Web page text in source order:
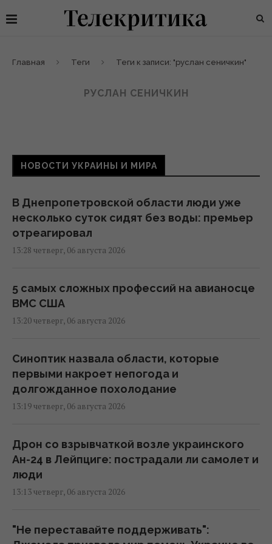
Главная Теги Теги к записи: "руслан сеничкин"
РУСЛАН СЕНИЧКИН
НОВОСТИ УКРАИНЫ И МИРА
В Днепропетровской области люди уже
несколько суток сидят без воды: премьер
отреагировал
13:28 четверг, 06 августа 2026
5 самых сложных профессий на авианосце
ВМС США
13:20 четверг, 06 августа 2026
Синоптик назвала области, которые
первыми накроет непогода и
долгожданное похолодание
13:19 четверг, 06 августа 2026
Дрон со взрывчаткой возле украинского
Ан-24 в Лейпциге: пострадали ли самолет и
люди
13:13 четверг, 06 августа 2026
"Не переставайте поддерживать":